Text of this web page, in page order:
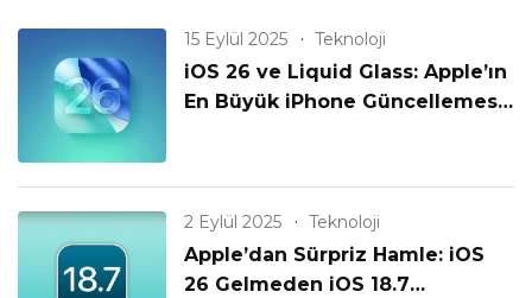
15 Eylül 2025 Teknoloji
iOS 26 ve Liquid Glass: Apple’ın
En Büyük iPhone Güncellemesi
2 Eylül 2025 Teknoloji
Apple’dan Sürpriz Hamle: iOS
26 Gelmeden iOS 18.7